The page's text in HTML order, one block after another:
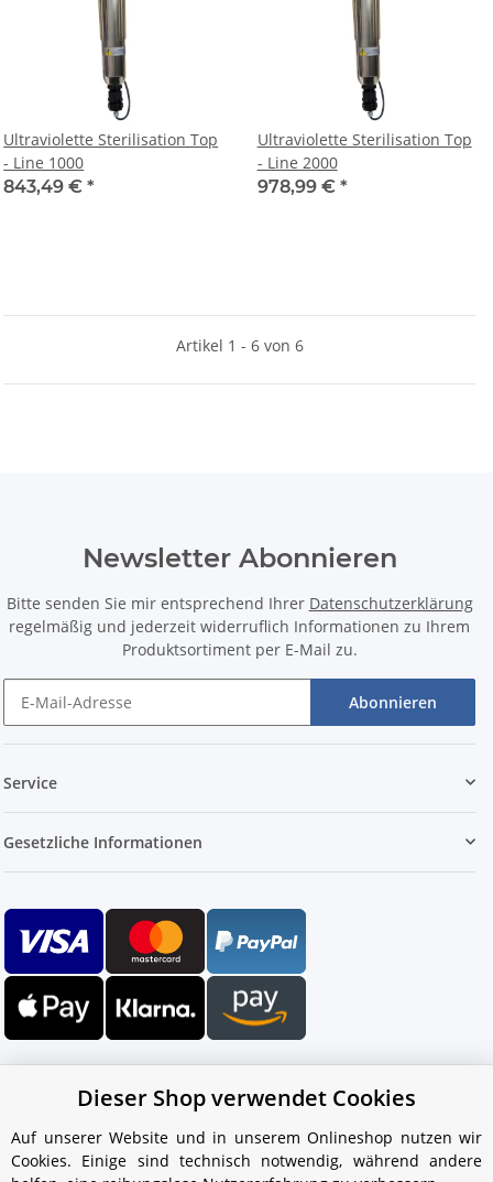
Ultraviolette Sterilisation Top
- Line 1000
843,49 €*
Ultraviolette Sterilisation Top
- Line 2000
978,99 € *
Artikel 1 - 6 von 6
Newsletter Abonnieren
Bitte senden Sie mir entsprechend Ihrer Datenschutzerklärung
regelmäßig und jederzeit widerruflich Informationen zu Ihrem
Produktsortiment per E-Mail zu.
Abonnieren
Service
Gesetzliche Informationen
Ihr WhatsApp-Kontakt zum
Dieser Shop verwendet Cookies
Auf unserer Website und in unserem Onlineshop nutzen wir
Cookies. Einige sind technisch notwendig, während andere